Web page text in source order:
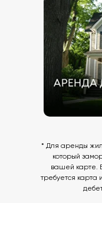
* Для аренды
который
вашей карте.
требуется карта